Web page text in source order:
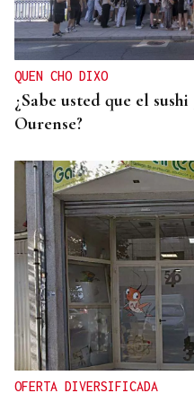
QUEN CHO DIXO
¿Sabe usted que el
Ourense?
OFERTA DIVERSIFICADA